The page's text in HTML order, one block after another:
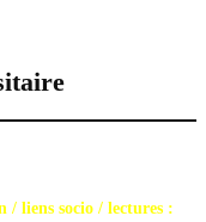
/ liens socio / lectures :